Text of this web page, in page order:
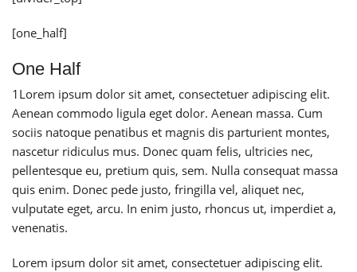
[one_half]
One Half
1 Lorem ipsum dolor sit amet, consectetuer adipiscing elit.
Aenean commodo ligula eget dolor. Aenean massa. Cum
sociis natoque penatibus et magnis dis parturient montes,
nascetur ridiculus mus. Donec quam felis, ultricies nec,
pellentesque eu, pretium quis, sem. Nulla consequat massa
quis enim. Donec pede justo, fringilla vel, aliquet nec,
vulputate eget, arcu. In enim justo, rhoncus ut, imperdiet a,
venenatis.
Lorem ipsum dolor sit amet, consectetuer adipiscing elit.